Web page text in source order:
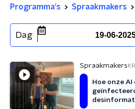
Programma's Spraakmakers
Dag 19-06-
Spraakmakers
Hoe onze